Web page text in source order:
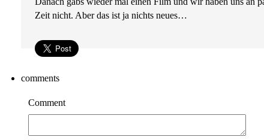
Zeit nicht. Aber das ist ja nichts neues…
comments
Comment